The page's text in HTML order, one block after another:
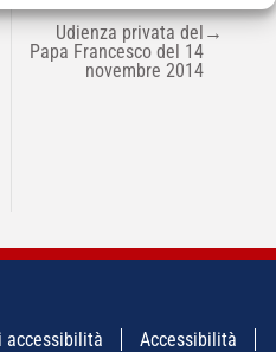
Udienza privata del
Papa Francesco del 14
novembre 2014
→
accessibilità
Accessibilità